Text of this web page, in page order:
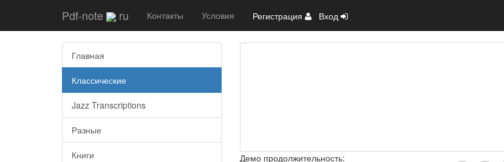
Pdf-note ru Контакты Условия Регистрация Вход
Главная
Классические
Jazz Transcriptions
Разные
Книги Демо продолжительность: